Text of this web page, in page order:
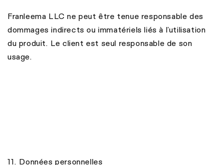
Franleema LLC ne peut être tenue responsable des
dommages indirects ou immatériels liés à l’utilisation
du produit. Le client est seul responsable de son
usage.
11. Données personnelles